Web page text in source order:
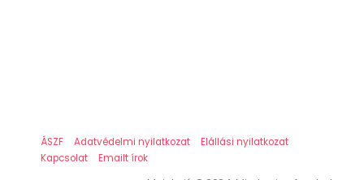
ÁSZF Adatvédelmi nyilatkozat
Elállási nyilatkozat
Kapcsolat
Emailt írok